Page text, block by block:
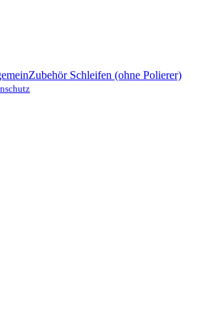
Zubehör Schleifen (ohne Polierer)